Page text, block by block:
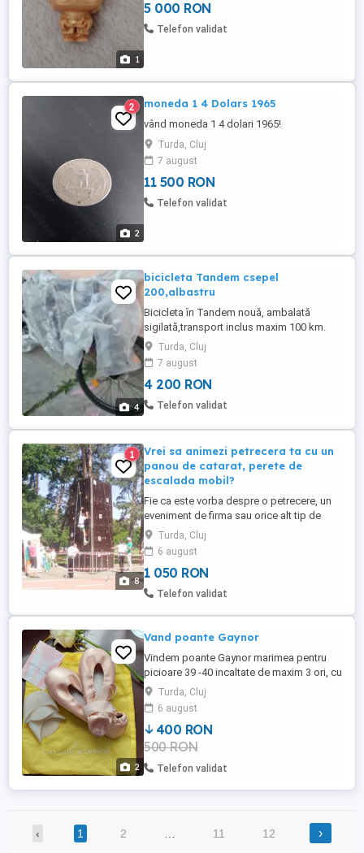
1
5 000 RON
Telefon validat
2
2 moneda 1 4 Dolars 1965
vând moneda 1 4 dolari 1965!
Turda, Cluj
7 august
11 500 RON
Telefon validat
4
bicicleta Tandem csepel
200,albastru
Bicicleta în Tandem nouă, ambalată
sigilată,transport inclus maxim 100 km.
Turda, Cluj
7 august
4 200 RON
Telefon validat
8
1
Vrei sa animezi petrecera ta cu un
panou de catarat, perete de
escalada mobil?
Fie ca este vorba despre o petrecere, un
eveniment de firma sau orice alt tip de
reuniune care are drept scop petrecerea
unor momente deosebite, te ajutam sa dai
culoare activitatilor tale si sa-ti surprinzi
clientii, partenerii sau prietenii. Peretele
nostru portabil de escalada va contribui la
Turda, Cluj
6 august
1 050 RON
Telefon validat
2
Vand poante Gaynor
Vindem poante Gaynor marimea pentru
picioare 39 -40 incaltate de maxim 3 ori, cu
saculet, silicoane, panglici si elastice.
Turda, Cluj
6 august
400 RON
500 RON
Telefon validat
‹ 1 2 11 12 ›